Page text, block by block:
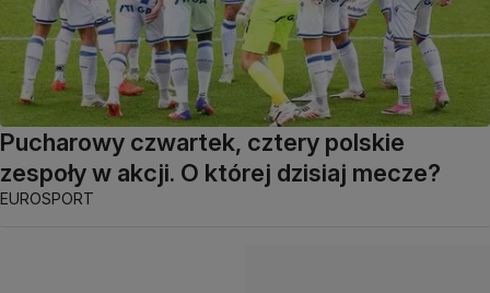
Pucharowy czwartek, cztery polskie
zespoły w akcji. O której dzisiaj mecze?
EUROSPORT